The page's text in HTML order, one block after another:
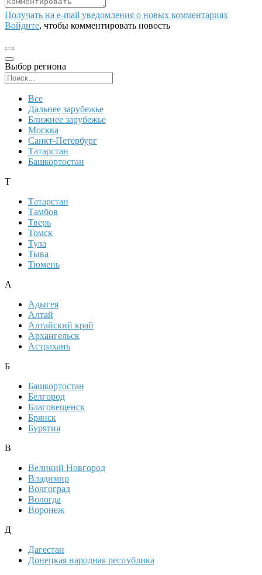
Получать на e‑mail уведомления о новых комментариях
Войдите, чтобы комментировать новость
Выбор региона
Все
Дальнее зарубежье
Ближнее зарубежье
Москва
Санкт-Петербург
Татарстан
Башкортостан
Т
Татарстан
Тамбов
Тверь
Томск
Тула
Тыва
Тюмень
А
Адыгея
Алтай
Алтайский край
Архангельск
Астрахань
Б
Башкортостан
Белгород
Благовещенск
Брянск
Бурятия
В
Великий Новгород
Владимир
Волгоград
Вологда
Воронеж
Д
Дагестан
Донецкая народная республика